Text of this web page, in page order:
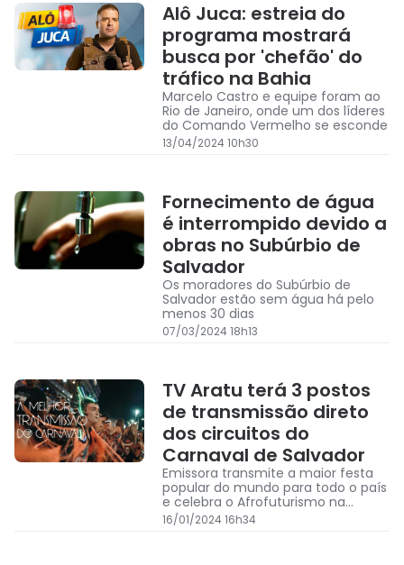
Alô Juca: estreia do
programa mostrará
busca por 'chefão' do
tráfico na Bahia
Marcelo Castro e equipe foram ao
Rio de Janeiro, onde um dos líderes
do Comando Vermelho se esconde
13/04/2024 10h30
Fornecimento de água
é interrompido devido a
obras no Subúrbio de
Salvador
Os moradores do Subúrbio de
Salvador estão sem água há pelo
menos 30 dias
07/03/2024 18h13
TV Aratu terá 3 postos
de transmissão direto
dos circuitos do
Carnaval de Salvador
Emissora transmite a maior festa
popular do mundo para todo o país
e celebra o Afrofuturismo na
campanha do Aratu Folia 2024
16/01/2024 16h34